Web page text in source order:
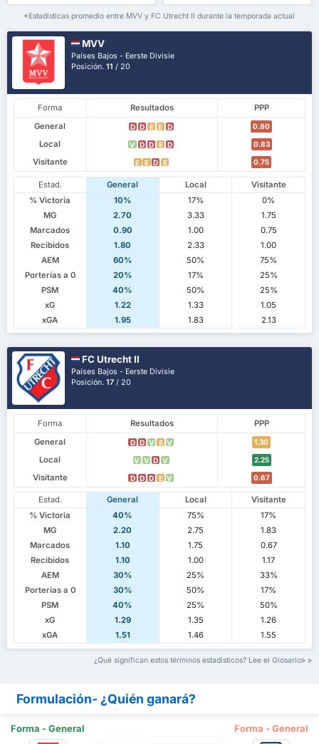
*Estadísticas promedio entre MVV y FC Utrecht II durante la temporada actual
MVV
Países Bajos - Eerste Divisie
Posición.11 / 20
Forma Resultados
PPP
General
D D E E D 0.80
Local V D D E D 0.83
Visitante E E D E 0.75
Estad. General Local
Visitante
% Victoria
10% 17%
0%
MG
2.70 3.33
1.75
Marcados
0.90 1.00
0.75
Recibidos
1.80 2.33
1.00
AEM
60% 50%
75%
Porterías a 0
20% 17%
25%
PSM
40% 50%
25%
xG
1.22 1.33
1.05
xGA
1.95 1.83 2.13
FC Utrecht II
Países Bajos - Eerste Divisie
Posición.17 / 20
Forma Resultados
PPP
General
D D V E V 1.30
Local V V D V 2.25
Visitante D D D E V 0.67
Estad. General Local
Visitante
% Victoria
40% 75%
17%
MG
2.20 2.75
1.83
Marcados
1.10 1.75
0.67
Recibidos
1.10 1.00
1.17
AEM
30% 25%
33%
Porterías a 0
30% 50%
17%
PSM
40% 25%
50%
xG
1.29 1.35
1.26
xGA
1.51 1.46 1.55
¿Qué significan estos términos estadísticos? Lee el Glosario
Formulación- ¿Quién ganará?
Forma - General Forma - General